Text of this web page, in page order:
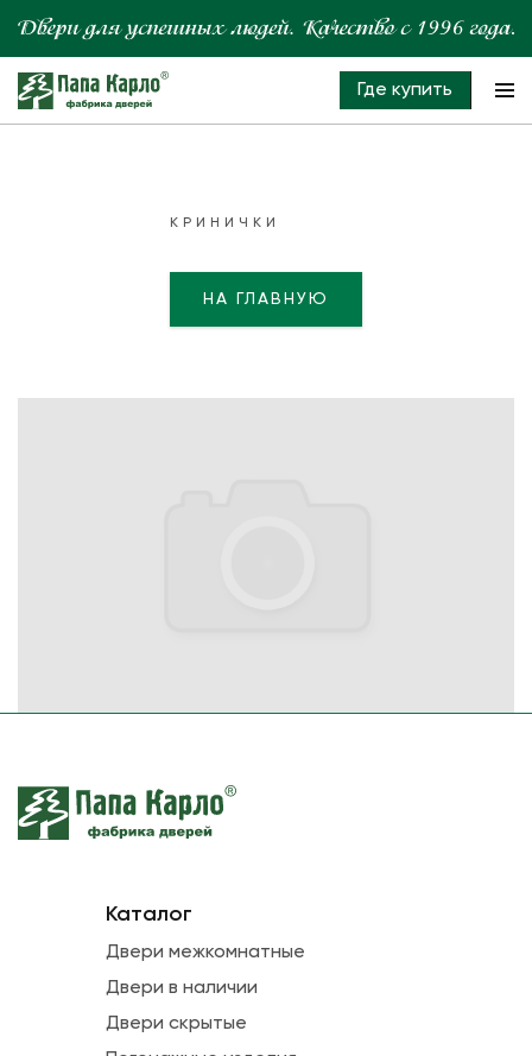
Где купить
КРИНИЧКИ
НА ГЛАВНУЮ
Каталог
Двери межкомнатные
Двери в наличии
Двери скрытые